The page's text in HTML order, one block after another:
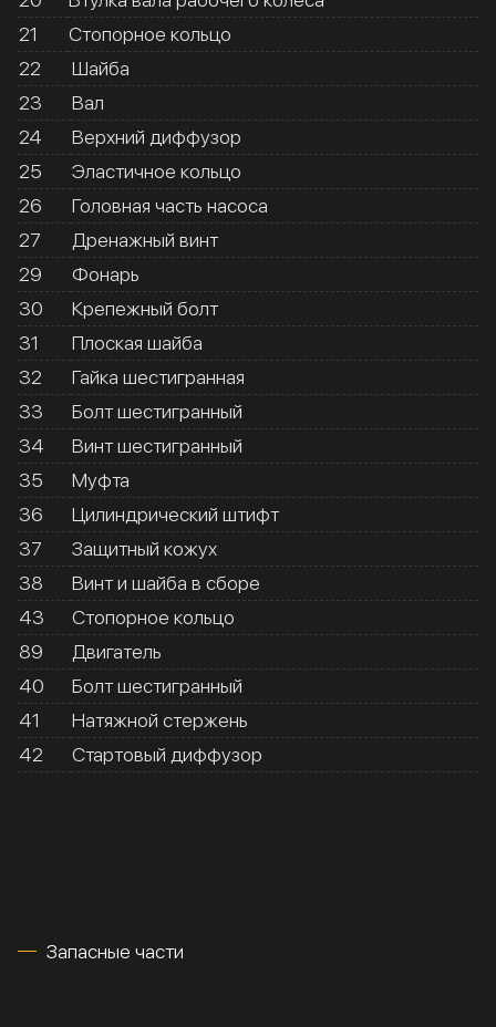
21
Стопорное кольцо
22
Шайба
23
Вал
24
Верхний диффузор
25
Эластичное кольцо
26
Головная часть насоса
27
Дренажный винт
29
Фонарь
30
Крепежный болт
31
Плоская шайба
32
Гайка шестигранная
33
Болт шестигранный
34
Винт шестигранный
35
Муфта
36
Цилиндрический штифт
37
Защитный кожух
38
Винт и шайба в сборе
43
Стопорное кольцо
89
Двигатель
40
Болт шестигранный
41
Натяжной стержень
42
Стартовый диффузор
Запасные части